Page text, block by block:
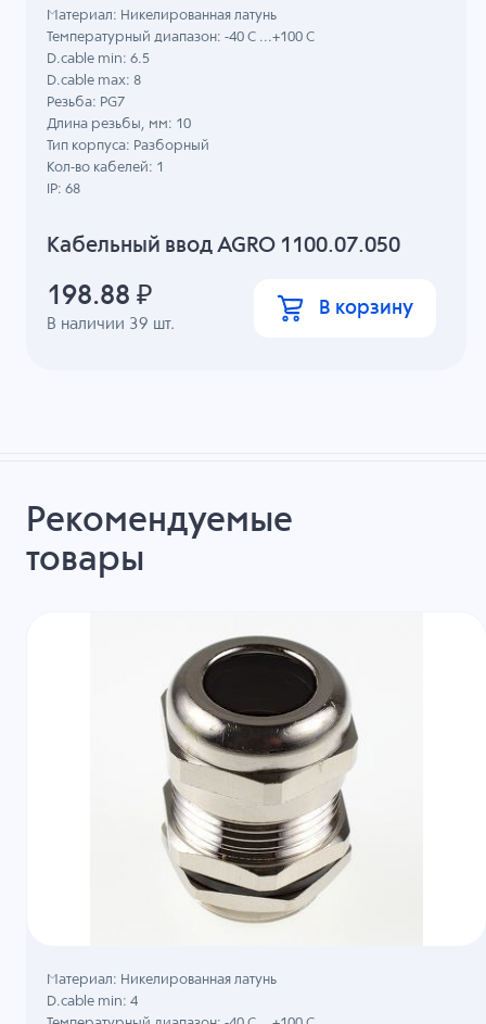
Кабельный ввод AGRO 1100.07.050
В наличии 39 шт.
Материал: Никелированная латунь
Температурный диапазон: -40 C ...+100 C
D.cable min: 6.5
D.cable max: 8
Резьба: PG7
Длина резьбы, мм: 10
Тип корпуса: Разборный
Кол-во кабелей: 1
IP: 68
198.88 ₽ В корзину
Рекомендуемые
товары
Материал: Никелированная латунь
D.cable min: 4